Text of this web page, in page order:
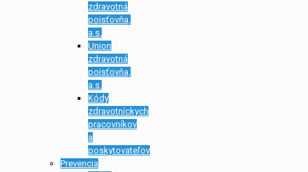
zdravotná
poisťovňa,
a.s.
Union
zdravotná
poisťovňa,
a.s.
Kódy
zdravotníckych
pracovníkov
a
poskytovateľov
Prevencia